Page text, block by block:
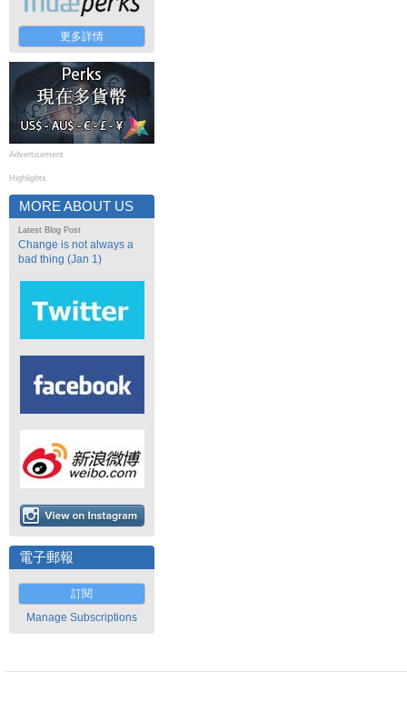
更多詳情
Advertisement
Highlights
MORE ABOUT US
Latest Blog Post
Change is not always a
bad thing (Jan 1)
電子郵報
訂閱
Manage Subscriptions